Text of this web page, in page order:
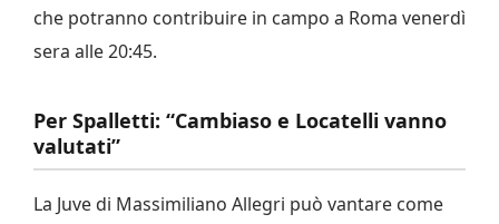
che potranno contribuire in campo a Roma venerdì
sera alle 20:45.
Per Spalletti: “Cambiaso e Locatelli vanno
valutati”
La Juve di Massimiliano Allegri può vantare come